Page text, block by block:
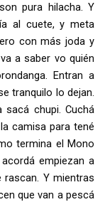
pura hilacha. Y
al cuete, y meta
con más joda y
a saber vo quién
Entran a
tranquilo lo dejan.
sacá chupi. Cuchá
camisa para tené
termina el Mono
empiezan a
Y mientras
que van a pescá